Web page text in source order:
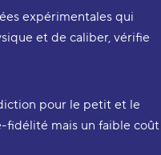
expérimentales qui
et de caliber, vérifie
pour le petit et le
fidélité mais un faible coût